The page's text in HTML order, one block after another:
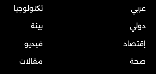
عربي
دولي
إقتصاد
صحة
تكنولوجيا
بيئة
فيديو
مقالات